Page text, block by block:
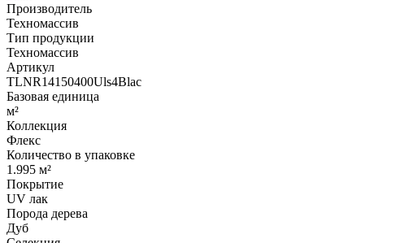
Производитель
Техномассив
Тип продукции
Техномассив
Артикул
TLNR14150400Uls4Blac
Базовая единица
м²
Коллекция
Флекс
Количество в упаковке
1.995 м²
Покрытие
UV лак
Порода дерева
Дуб